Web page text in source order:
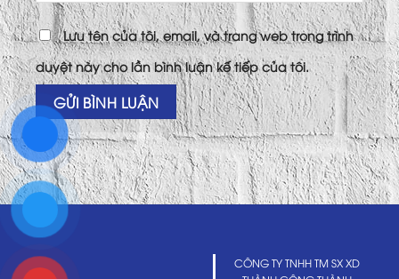
Lưu tên của tôi, email, và trang web trong trình
duyệt này cho lần bình luận kế tiếp của tôi.
CÔNG TY TNHH TM SX XD